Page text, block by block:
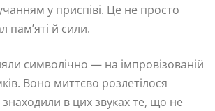
у приспіві. Це не просто
пам’яті й сили.
символічно — на імпровізованій
Воно миттєво розлетілося
в цих звуках те, що не